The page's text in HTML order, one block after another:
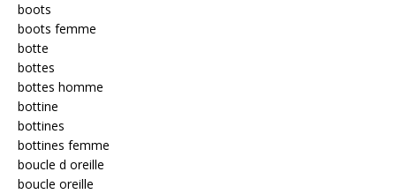
boots
boots femme
botte
bottes
bottes homme
bottine
bottines
bottines femme
boucle d oreille
boucle oreille